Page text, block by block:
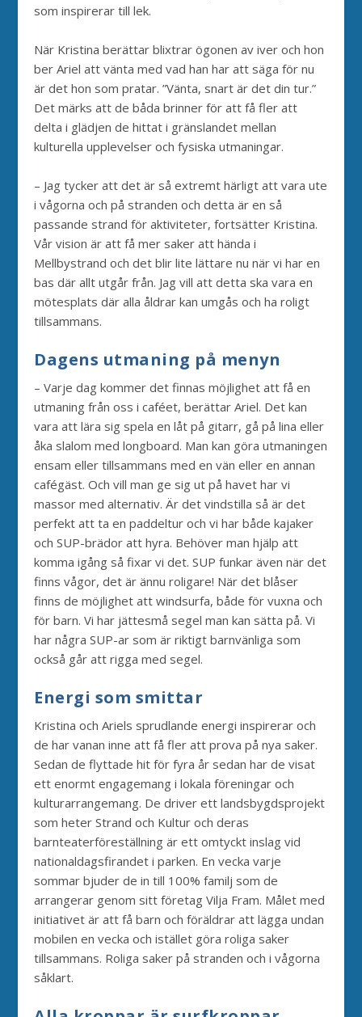
som inspirerar till lek.
När Kristina berättar blixtrar ögonen av iver och hon
ber Ariel att vänta med vad han har att säga för nu
är det hon som pratar. ”Vänta, snart är det din tur.”
Det märks att de båda brinner för att få fler att
delta i glädjen de hittat i gränslandet mellan
kulturella upplevelser och fysiska utmaningar.
– Jag tycker att det är så extremt härligt att vara ute
i vågorna och på stranden och detta är en så
passande strand för aktiviteter, fortsätter Kristina.
Vår vision är att få mer saker att hända i
Mellbystrand och det blir lite lättare nu när vi har en
bas där allt utgår från. Jag vill att detta ska vara en
mötesplats där alla åldrar kan umgås och ha roligt
tillsammans.
Dagens utmaning på menyn
– Varje dag kommer det finnas möjlighet att få en
utmaning från oss i caféet, berättar Ariel. Det kan
vara att lära sig spela en låt på gitarr, gå på lina eller
åka slalom med longboard. Man kan göra utmaningen
ensam eller tillsammans med en vän eller en annan
cafégäst. Och vill man ge sig ut på havet har vi
massor med alternativ. Är det vindstilla så är det
perfekt att ta en paddeltur och vi har både kajaker
och SUP-brädor att hyra. Behöver man hjälp att
komma igång så fixar vi det. SUP funkar även när det
finns vågor, det är ännu roligare! När det blåser
finns de möjlighet att windsurfa, både för vuxna och
för barn. Vi har jättesmå segel man kan sätta på. Vi
har några SUP-ar som är riktigt barnvänliga som
också går att rigga med segel.
Energi som smittar
Kristina och Ariels sprudlande energi inspirerar och
de har vanan inne att få fler att prova på nya saker.
Sedan de flyttade hit för fyra år sedan har de visat
ett enormt engagemang i lokala föreningar och
kulturarrangemang. De driver ett landsbygdsprojekt
som heter Strand och Kultur och deras
barnteaterföreställning är ett omtyckt inslag vid
nationaldagsfirandet i parken. En vecka varje
sommar bjuder de in till 100% familj som de
arrangerar genom sitt företag Vilja Fram. Målet med
initiativet är att få barn och föräldrar att lägga undan
mobilen en vecka och istället göra roliga saker
tillsammans. Roliga saker på stranden och i vågorna
såklart.